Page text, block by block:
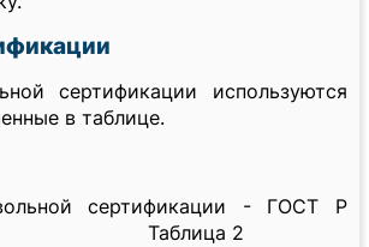
сертификации используются
в таблице.
сертификации - ГОСТ Р
Таблица 2